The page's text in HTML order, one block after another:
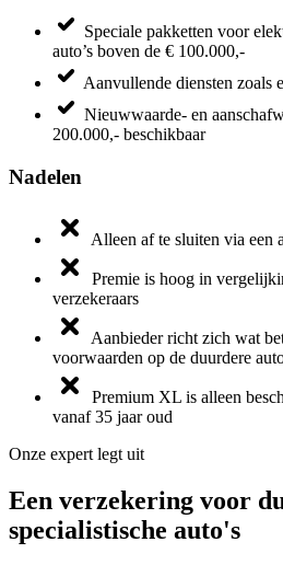
Speciale pakketten voor
auto’s boven de € 100.000,-
Aanvullende diensten zoals
Nieuwwaarde- en
200.000,- beschikbaar
Nadelen
Alleen af te sluiten via een
Premie is hoog in
verzekeraars
Aanbieder richt zich wat
voorwaarden op de duurdere
Premium XL is alleen
vanaf 35 jaar oud
Onze expert legt uit
Een verzekering voor
specialistische auto's